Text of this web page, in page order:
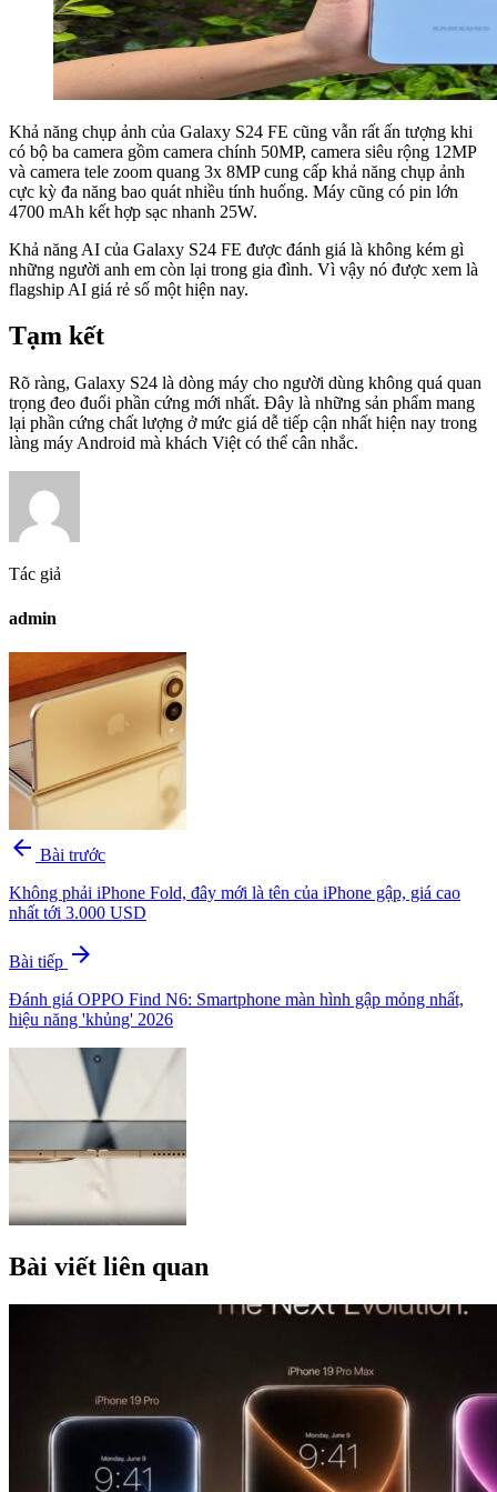
Khả năng chụp ảnh của Galaxy S24 FE cũng vẫn rất ấn tượng khi
có bộ ba camera gồm camera chính 50MP, camera siêu rộng 12MP
và camera tele zoom quang 3x 8MP cung cấp khả năng chụp ảnh
cực kỳ đa năng bao quát nhiều tính huống. Máy cũng có pin lớn
4700 mAh kết hợp sạc nhanh 25W.
Khả năng AI của Galaxy S24 FE được đánh giá là không kém gì
những người anh em còn lại trong gia đình. Vì vậy nó được xem là
flagship AI giá rẻ số một hiện nay.
Tạm kết
Rõ ràng, Galaxy S24 là dòng máy cho người dùng không quá quan
trọng đeo đuổi phần cứng mới nhất. Đây là những sản phẩm mang
lại phần cứng chất lượng ở mức giá dễ tiếp cận nhất hiện nay trong
làng máy Android mà khách Việt có thể cân nhắc.
Tác giả
admin
arrow_back Bài trước
Không phải iPhone Fold, đây mới là tên của iPhone gập, giá cao
nhất tới 3.000 USD
Bài tiếp arrow_forward
Đánh giá OPPO Find N6: Smartphone màn hình gập mỏng nhất,
hiệu năng 'khủng' 2026
Bài viết liên quan